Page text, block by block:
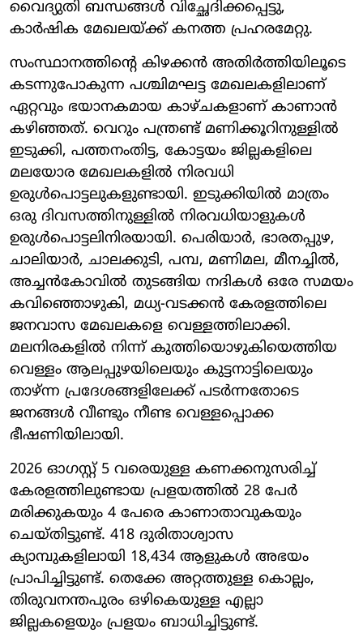
വൈദ്യുതി ബന്ധങ്ങൾ വിച്ഛേദിക്കപ്പെട്ടു,
കാർഷിക മേഖലയ്ക്ക് കനത്ത പ്രഹരമേറ്റു.
സംസ്ഥാനത്തിന്റെ കിഴക്കൻ അതിർത്തിയിലൂടെ
കടന്നുപോകുന്ന പശ്ചിമഘട്ട മേഖലകളിലാണ്
ഏറ്റവും ഭയാനകമായ കാഴ്ചകളാണ് കാണാൻ
കഴിഞ്ഞത്. വെറും പന്ത്രണ്ട് മണിക്കൂറിനുള്ളിൽ
ഇടുക്കി, പത്തനംതിട്ട, കോട്ടയം ജില്ലകളിലെ
മലയോര മേഖലകളിൽ നിരവധി
ഉരുൾപൊട്ടലുകളുണ്ടായി. ഇടുക്കിയിൽ മാത്രം
ഒരു ദിവസത്തിനുള്ളിൽ നിരവധിയാളുകൾ
ഉരുൾപൊട്ടലിനിരയായി. പെരിയാർ, ഭാരതപ്പുഴ,
ചാലിയാർ, ചാലക്കുടി, പമ്പ, മണിമല, മീനച്ചിൽ,
അച്ചൻകോവിൽ തുടങ്ങിയ നദികൾ ഒരേ സമയം
കവിഞ്ഞൊഴുകി, മധ്യ-വടക്കൻ കേരളത്തിലെ
ജനവാസ മേഖലകളെ വെള്ളത്തിലാക്കി.
മലനിരകളിൽ നിന്ന് കുത്തിയൊഴുകിയെത്തിയ
വെള്ളം ആലപ്പുഴയിലെയും കുട്ടനാട്ടിലെയും
താഴ്ന്ന പ്രദേശങ്ങളിലേക്ക് പടർന്നതോടെ
ജനങ്ങൾ വീണ്ടും നീണ്ട വെള്ളപ്പൊക്ക
ഭീഷണിയിലായി.
2026 ഓഗസ്റ്റ് 5 വരെയുള്ള കണക്കനുസരിച്ച്
കേരളത്തിലുണ്ടായ പ്രളയത്തിൽ 28 പേർ
മരിക്കുകയും 4 പേരെ കാണാതാവുകയും
ചെയ്തിട്ടുണ്ട്. 418 ദുരിതാശ്വാസ
ക്യാമ്പുകളിലായി 18,434 ആളുകൾ അഭയം
പ്രാപിച്ചിട്ടുണ്ട്. തെക്കേ അറ്റത്തുള്ള കൊല്ലം,
തിരുവനന്തപുരം ഒഴികെയുള്ള എല്ലാ
ജില്ലകളെയും പ്രളയം ബാധിച്ചിട്ടുണ്ട്.